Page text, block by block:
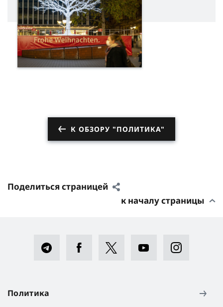
К ОБЗОРУ "ПОЛИТИКА"
Поделиться страницей
к началу страницы
Политика